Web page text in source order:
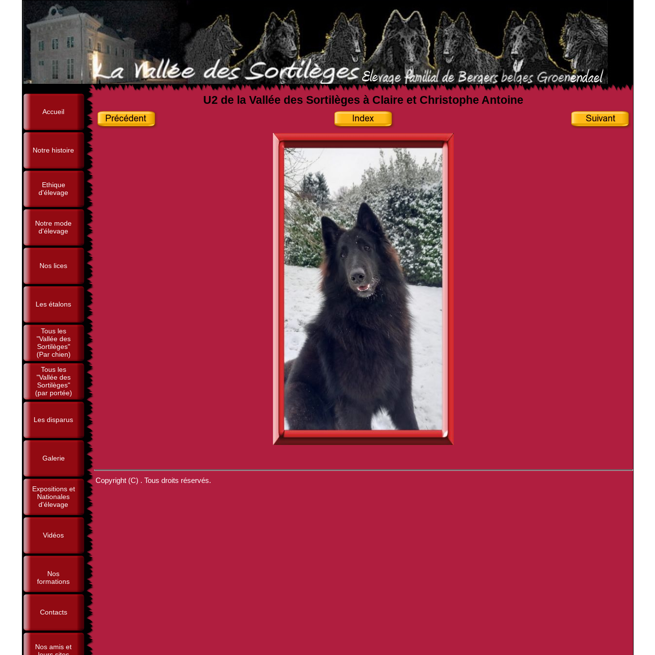
Accueil
Notre histoire
Ethique
d'élevage
Notre mode
d'élevage
Nos lices
Les étalons
Tous les
"Vallée des
Sortilèges"
(Par chien)
Tous les
"Vallée des
Sortilèges"
(par portée)
Les disparus
Galerie
Expositions et
Nationales
d'élevage
Vidéos
Nos
formations
Contacts
Nos amis et
U2 de la Vallée des Sortilèges à Claire et Christophe Antoine
Copyright (C) . Tous droits réservés.